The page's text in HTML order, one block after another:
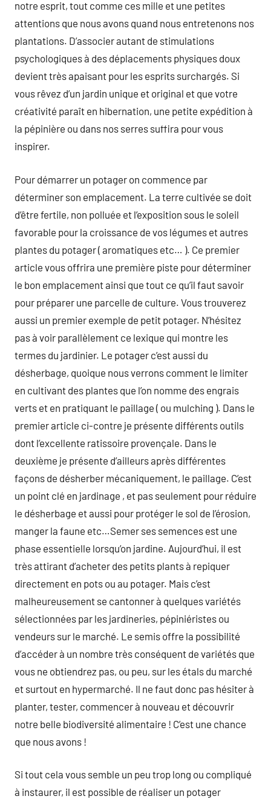
notre esprit, tout comme ces mille et une petites
attentions que nous avons quand nous entretenons nos
plantations. D’associer autant de stimulations
psychologiques à des déplacements physiques doux
devient très apaisant pour les esprits surchargés. Si
vous rêvez d’un jardin unique et original et que votre
créativité paraît en hibernation, une petite expédition à
la pépinière ou dans nos serres suffira pour vous
inspirer.
Pour démarrer un potager on commence par
déterminer son emplacement. La terre cultivée se doit
d’être fertile, non polluée et l’exposition sous le soleil
favorable pour la croissance de vos légumes et autres
plantes du potager ( aromatiques etc… ). Ce premier
article vous offrira une première piste pour déterminer
le bon emplacement ainsi que tout ce qu’il faut savoir
pour préparer une parcelle de culture. Vous trouverez
aussi un premier exemple de petit potager. N’hésitez
pas à voir parallèlement ce lexique qui montre les
termes du jardinier. Le potager c’est aussi du
désherbage, quoique nous verrons comment le limiter
en cultivant des plantes que l’on nomme des engrais
verts et en pratiquant le paillage ( ou mulching ). Dans le
premier article ci-contre je présente différents outils
dont l’excellente ratissoire provençale. Dans le
deuxième je présente d’ailleurs après différentes
façons de désherber mécaniquement, le paillage. C’est
un point clé en jardinage , et pas seulement pour réduire
le désherbage et aussi pour protéger le sol de l’érosion,
manger la faune etc…Semer ses semences est une
phase essentielle lorsqu’on jardine. Aujourd’hui, il est
très attirant d’acheter des petits plants à repiquer
directement en pots ou au potager. Mais c’est
malheureusement se cantonner à quelques variétés
sélectionnées par les jardineries, pépiniéristes ou
vendeurs sur le marché. Le semis offre la possibilité
d’accéder à un nombre très conséquent de variétés que
vous ne obtiendrez pas, ou peu, sur les étals du marché
et surtout en hypermarché. Il ne faut donc pas hésiter à
planter, tester, commencer à nouveau et découvrir
notre belle biodiversité alimentaire ! C’est une chance
que nous avons !
Si tout cela vous semble un peu trop long ou compliqué
à instaurer, il est possible de réaliser un potager